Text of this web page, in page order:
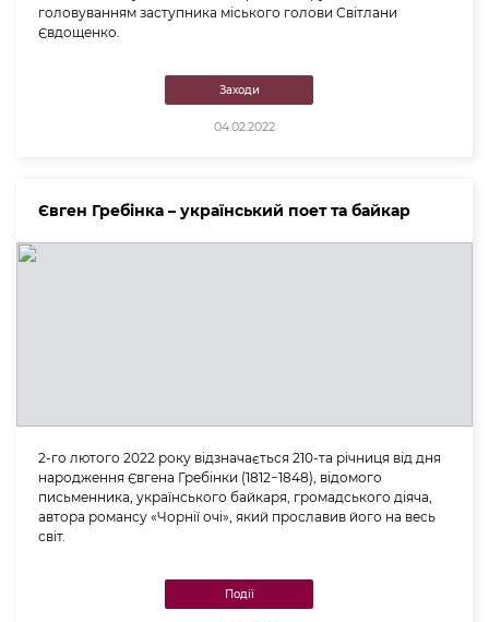
головуванням заступника міського голови Світлани
Євдощенко.
Заходи
04.02.2022
Євген Гребінка – український поет та байкар
2-го лютого 2022 року відзначається 210-та річниця від дня
народження Євгена Гребінки (1812−1848), відомого
письменника, українського байкаря, громадського діяча,
автора романсу «Чорнії очі», який прославив його на весь
світ.
Події